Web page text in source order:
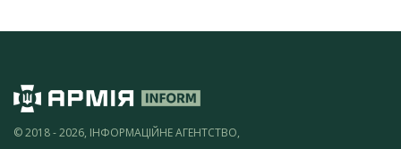
© 2018 - 2026, ІНФОРМАЦІЙНЕ АГЕНТСТВО,